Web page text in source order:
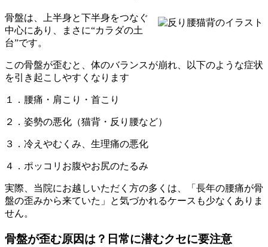
骨盤は、上半身と下半身をつなぐ
中心にあり、まさに“カラダの土
台”です。
この骨盤が歪むと、体のバランスが崩れ、以下のような症状
を引き起こしやすくなります
１．腰痛・肩こり・首こり
２．姿勢の悪化（猫背・反り腰など）
３．冷えやむくみ、生理痛の悪化
４．ポッコリお腹やお尻のたるみ
実際、当院にお越しいただく方の多くは、「長年の腰痛が骨
盤の歪みから来ていた」と気づかれるケースも少なくありま
せん。
骨盤が歪む原因は？日常に潜むクセに要注意